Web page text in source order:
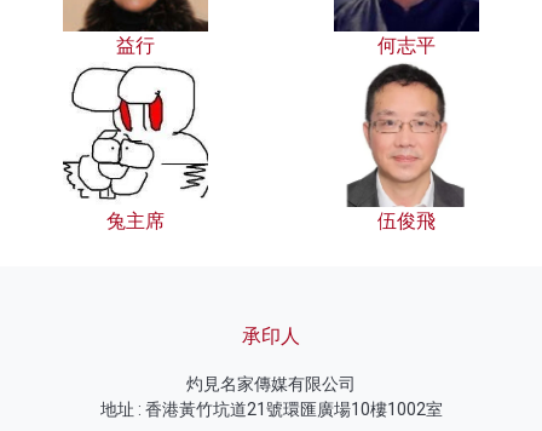
益行 何志平
兔主席 伍俊飛
承印人
灼見名家傳媒有限公司
地址 : 香港黃竹坑道21號環匯廣場10樓1002室